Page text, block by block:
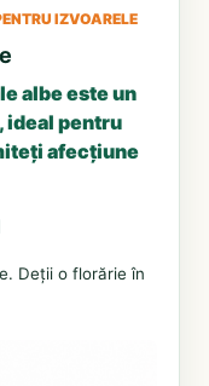
IZVOARELE
albe este un
ideal pentru
afecțiune
Deții o florărie în